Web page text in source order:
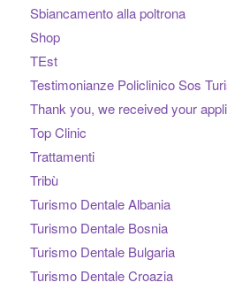
Sbiancamento alla poltrona
Shop
TEst
Testimonianze Policlinico Sos
Thank you, we received your
Top Clinic
Trattamenti
Tribù
Turismo Dentale Albania
Turismo Dentale Bosnia
Turismo Dentale Bulgaria
Turismo Dentale Croazia